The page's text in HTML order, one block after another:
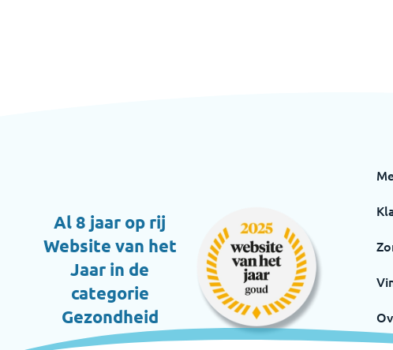
Al 8 jaar op rij
Website van het
Jaar in de
categorie
Gezondheid